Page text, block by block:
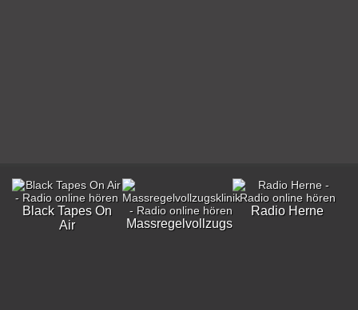
Black Tapes On
Air
Massregelvollzugsklinik
Radio Herne